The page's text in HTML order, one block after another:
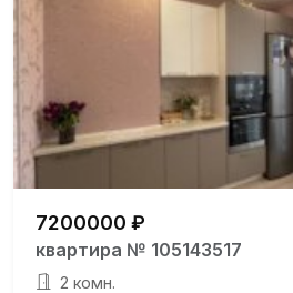
7200000 ₽
квартира № 105143517
2 комн.